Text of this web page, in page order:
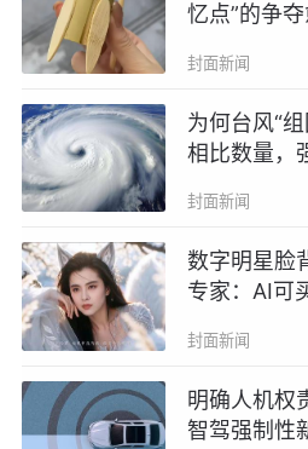
忆点”的争
封面新闻
为何台风“
相比数量，
封面新闻
数字明星脸
专家：AI可
封面新闻
明确人机权
智驾强制性